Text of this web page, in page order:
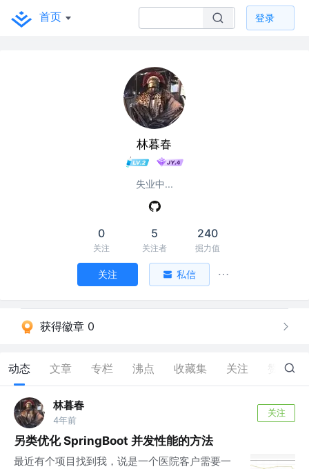
首页 登录
林暮春
失业中...
0
关注
5
关注者
240
掘力值
关注 私信
获得徽章 0
动态 文章 专栏 沸点 收藏集 关注 14
林暮春
4年前
关注
另类优化 SpringBoot 并发性能的方法
最近有个项目找到我，说是一个医院客户需要一